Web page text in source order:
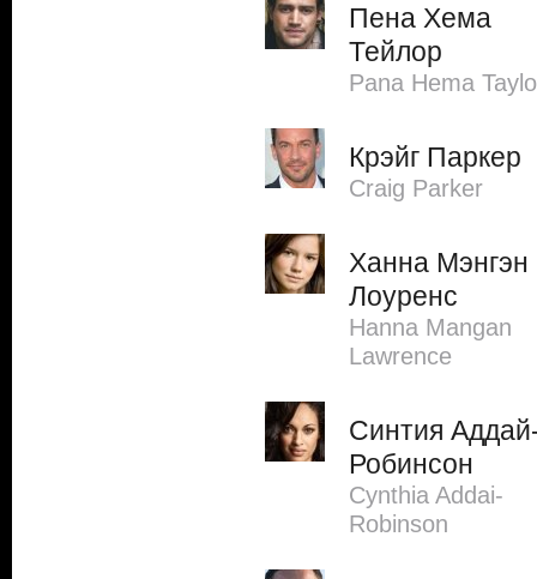
Пена Хема
Тейлор
Pana Hema
Крэйг Паркер
Craig Parker
Ханна Мэнгэн
Лоуренс
Hanna Mangan
Lawrence
Синтия
Робинсон
Cynthia Addai-
Robinson